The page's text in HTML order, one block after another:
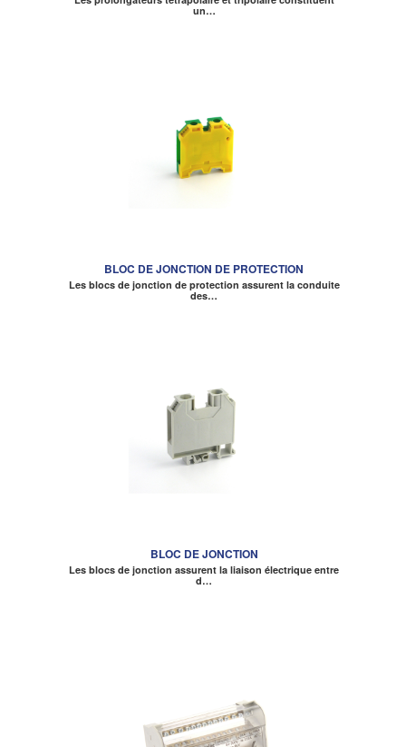
un…
BLOC DE JONCTION DE PROTECTION
Les blocs de jonction de protection assurent la conduite
des…
BLOC DE JONCTION
Les blocs de jonction assurent la liaison électrique entre
d…